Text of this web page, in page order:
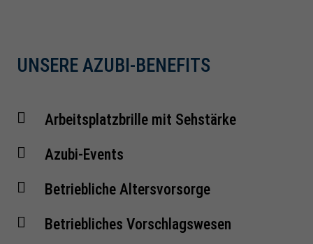
UNSERE AZUBI-BENEFITS
Arbeitsplatzbrille mit Sehstärke
Azubi-Events
Betriebliche Altersvorsorge
Betriebliches Vorschlagswesen